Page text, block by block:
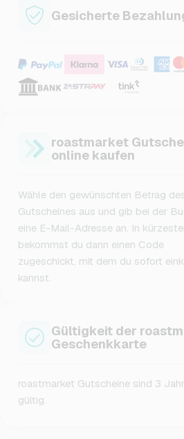
Gesicherte
roastmarket
online kaufen
Wähle den gewünschten Betrag
Gutscheines aus und gib bei der
eine E-Mail-Adresse an. In
bekommst du dann einen Code
zugeschickt, mit dem du sofort
kannst.
Gültigkeit der
Geschenkkarte
roastmarket Gutscheine sind 3
gültig.